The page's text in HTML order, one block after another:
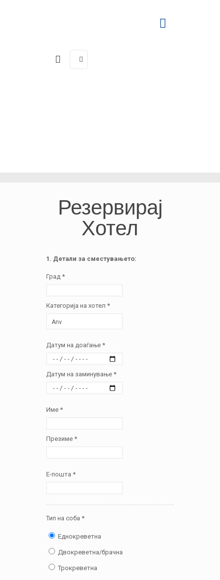
Резервирај
Хотел
1. Детали за сместувањето:
Град *
Категорија на хотел *
Датум на доаѓање *
Датум на заминување *
Име *
Презиме *
E-пошта *
Тип на соба *
Еднокреветна
Двокреветна/брачна
Трокреветна